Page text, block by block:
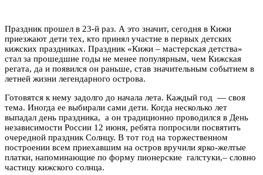
Праздник прошел в 23-й раз. А это значит, сегодня в Кижи
приезжают дети тех, кто принял участие в первых детских
кижских праздниках. Праздник «Кижи – мастерская детства»
стал за прошедшие годы не менее популярным, чем Кижская
регата, да и появился он раньше, став значительным событием в
летней жизни легендарного острова.
Готовятся к нему задолго до начала лета. Каждый год — своя
тема. Иногда ее выбирали сами дети. Когда несколько лет
выпадал день праздника, а он традиционно проводился в День
независимости России 12 июня, ребята попросили посвятить
очередной праздник Солнцу. В тот год на торжественном
построении всем приехавшим на остров вручили ярко-желтые
платки, напоминающие по форму пионерские галстуки,– словно
частицу кижского солнца.